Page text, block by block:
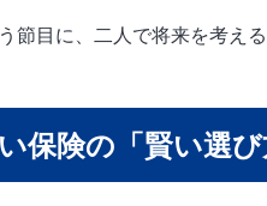
目に、二人で将来を考え
保険の「賢い選び